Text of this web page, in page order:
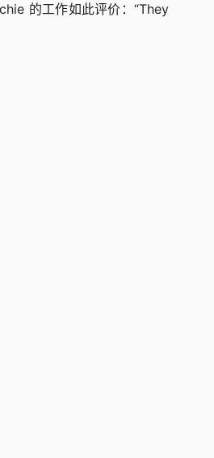
的工作如此评价：“They